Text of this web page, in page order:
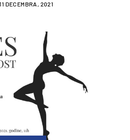
DECEMBRA, 2021